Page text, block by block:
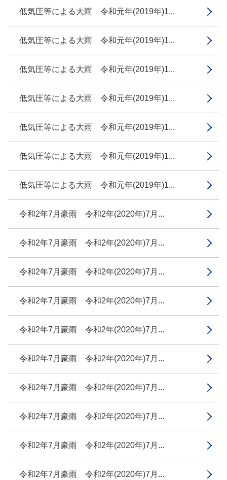
低気圧等による大雨 令和元年(2019年)1...
低気圧等による大雨 令和元年(2019年)1...
低気圧等による大雨 令和元年(2019年)1...
低気圧等による大雨 令和元年(2019年)1...
低気圧等による大雨 令和元年(2019年)1...
低気圧等による大雨 令和元年(2019年)1...
低気圧等による大雨 令和元年(2019年)1...
令和2年7月豪雨 令和2年(2020年)7月...
令和2年7月豪雨 令和2年(2020年)7月...
令和2年7月豪雨 令和2年(2020年)7月...
令和2年7月豪雨 令和2年(2020年)7月...
令和2年7月豪雨 令和2年(2020年)7月...
令和2年7月豪雨 令和2年(2020年)7月...
令和2年7月豪雨 令和2年(2020年)7月...
令和2年7月豪雨 令和2年(2020年)7月...
令和2年7月豪雨 令和2年(2020年)7月...
令和2年7月豪雨 令和2年(2020年)7月...